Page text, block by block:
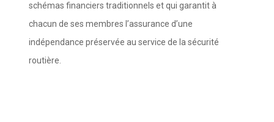
schémas financiers traditionnels et qui garantit à
chacun de ses membres l’assurance d’une
indépendance préservée au service de la sécurité
routière.